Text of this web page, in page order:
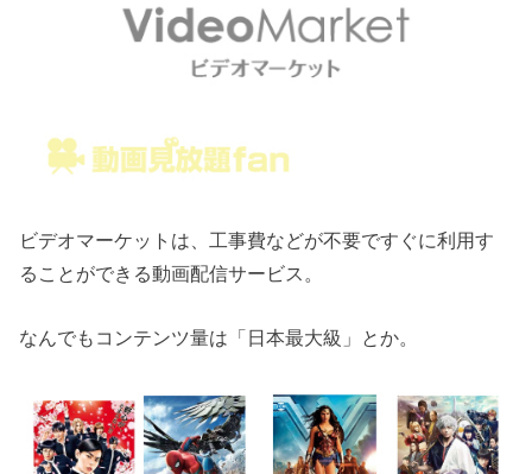
ビデオマーケットは、工事費などが不要ですぐに利用す
ることができる動画配信サービス。
なんでもコンテンツ量は「日本最大級」とか。